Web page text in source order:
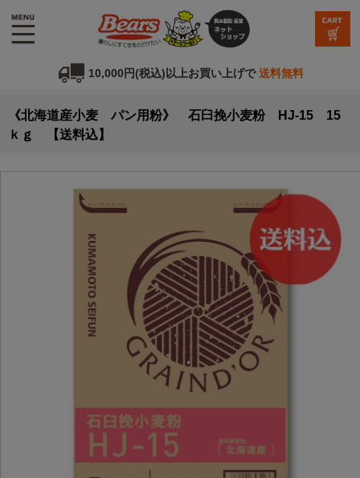
10,000円(税込)以上お買い上げで送料無料
《北海道産小麦 パン用粉》 石臼挽小麦粉 HJ-15 15
ｋｇ 【送料込】